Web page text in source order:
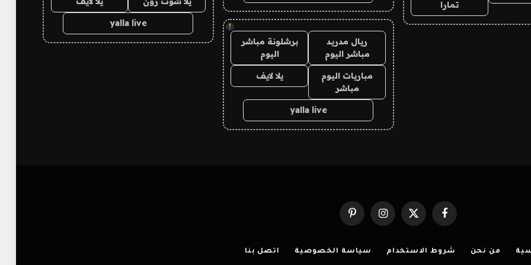
تمارا
!
ريال مدريد
مباشر اليوم
برشلونة مباشر
اليوم
مباريات اليوم
مباشر
يلا لايف
yalla live
yalla live
فيسبوك X
الانستغرامبينتيريست
من نحن شروط الاستخدام سياسة الخصوصية اتصل بنا